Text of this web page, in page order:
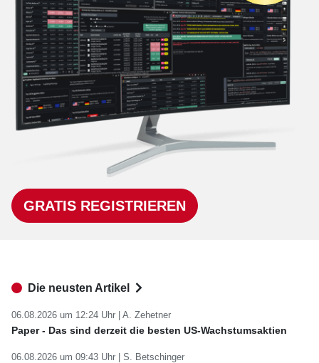
GRATIS REGISTRIEREN
Die neusten Artikel
06.08.2026 um 12:24 Uhr | A. Zehetner
Paper - Das sind derzeit die besten US-Wachstumsaktien
06.08.2026 um 09:43 Uhr | S. Betschinger